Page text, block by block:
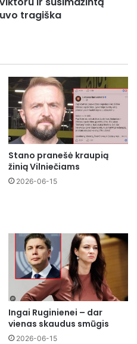
tragiška
Stano pranešė kraupią
žinią Vilniečiams
2026-06-15
Ingai Ruginienei – dar
vienas skaudus smūgis
2026-06-15